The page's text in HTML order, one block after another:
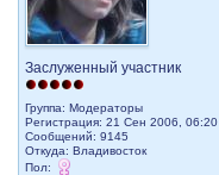
Заслуженный участник
Группа: Модераторы
Регистрация: 21 Сен 2006, 06:20
Сообщений: 9145
Откуда: Владивосток
Пол: